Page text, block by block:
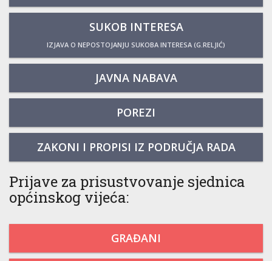
SUKOB INTERESA
IZJAVA O NEPOSTOJANJU SUKOBA INTERESA (G.RELJIĆ)
JAVNA NABAVA
POREZI
ZAKONI I PROPISI IZ PODRUČJA RADA
Prijave za prisustvovanje sjednica
općinskog vijeća:
GRAĐANI